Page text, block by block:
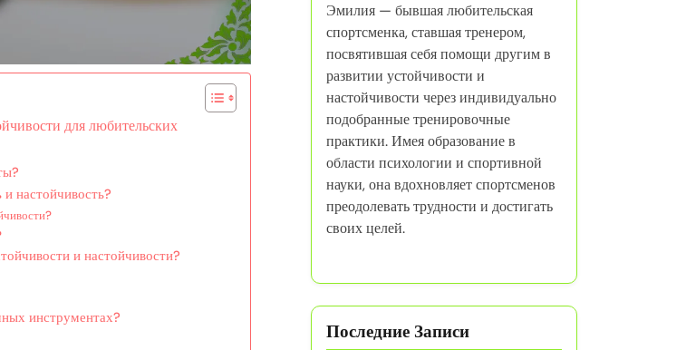
для любительских
настойчивость?
и настойчивости?
инструментах?
Эмилия — бывшая любительская
спортсменка, ставшая тренером,
посвятившая себя помощи другим в
развитии устойчивости и
настойчивости через индивидуально
подобранные тренировочные
практики. Имея образование в
области психологии и спортивной
науки, она вдохновляет спортсменов
преодолевать трудности и достигать
своих целей.
Последние Записи